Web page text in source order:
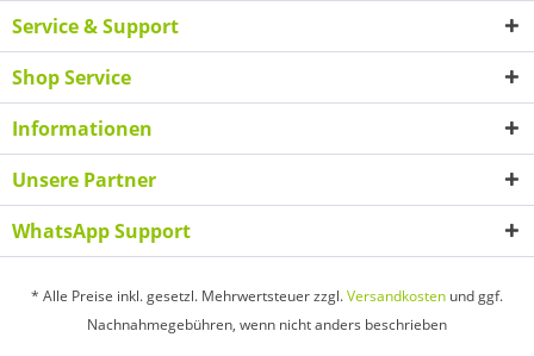
Service & Support
Shop Service
Informationen
Unsere Partner
WhatsApp Support
* Alle Preise inkl. gesetzl. Mehrwertsteuer zzgl.Versandkosten und ggf.
Nachnahmegebühren, wenn nicht anders beschrieben